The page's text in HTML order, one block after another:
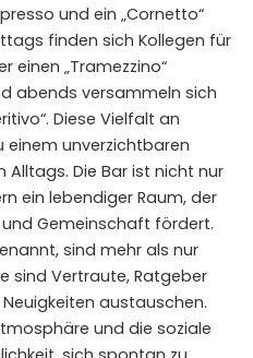
und ein „Cornetto“
finden sich Kollegen für
einen „Tramezzino“
abends versammeln sich
Diese Vielfalt an
einem unverzichtbaren
Die Bar ist nicht nur
ein lebendiger Raum, der
Gemeinschaft fördert.
sind mehr als nur
sind Vertraute, Ratgeber
austauschen.
und die soziale